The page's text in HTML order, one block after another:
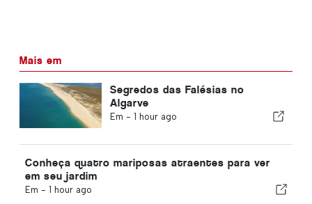
Mais em
Segredos das Falésias no
Algarve
Em - 1 hour ago
Conheça quatro mariposas atraentes para ver
em seu jardim
Em - 1 hour ago